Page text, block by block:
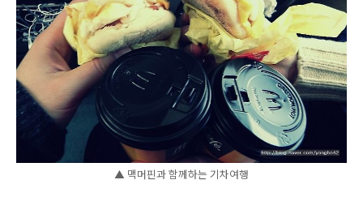
▲ 맥머핀과 함께하는 기차여행